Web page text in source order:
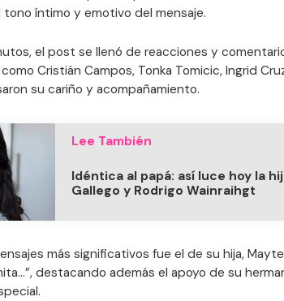
tono íntimo y emotivo del mensaje.
el post se llenó de reacciones y
Cristián Campos, Tonka Tomicic, Ingrid
su cariño y acompañamiento.
Lee También
Idéntica al papá: así luce hoy la
Gallego y Rodrigo Wainraihgt
más significativos fue el de su hija,
destacando además el apoyo de su